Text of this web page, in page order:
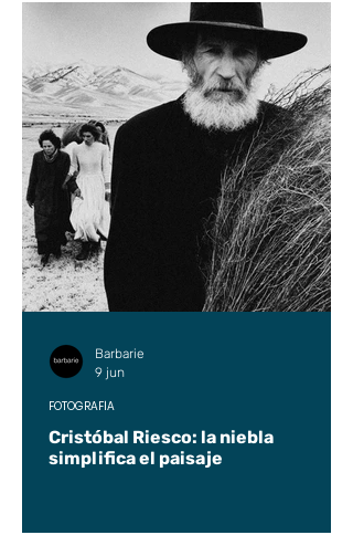
Cristóbal Riesco: la niebla
simplifica el paisaje
FOTOGRAFÍA
Barbarie
9 jun